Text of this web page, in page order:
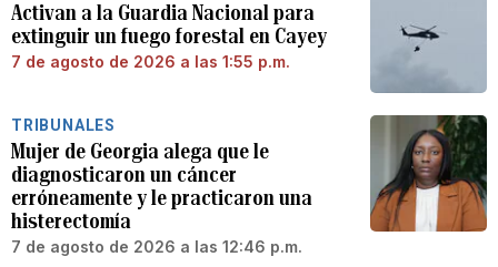
Activan a la Guardia Nacional para
extinguir un fuego forestal en Cayey
7 de agosto de 2026 a las 1:55 p.m.
TRIBUNALES
Mujer de Georgia alega que le
diagnosticaron un cáncer
erróneamente y le practicaron una
histerectomía
7 de agosto de 2026 a las 12:46 p.m.